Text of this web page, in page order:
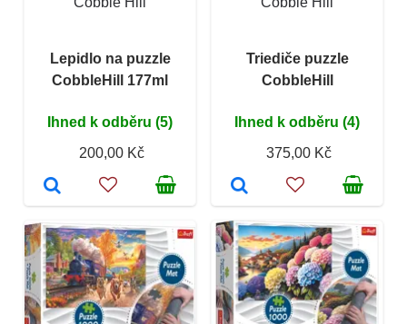
Lepidlo na puzzle
CobbleHill 177ml
Ihned k odběru (5)
200,00 Kč
Triediče puzzle
CobbleHill
Ihned k odběru (4)
375,00 Kč